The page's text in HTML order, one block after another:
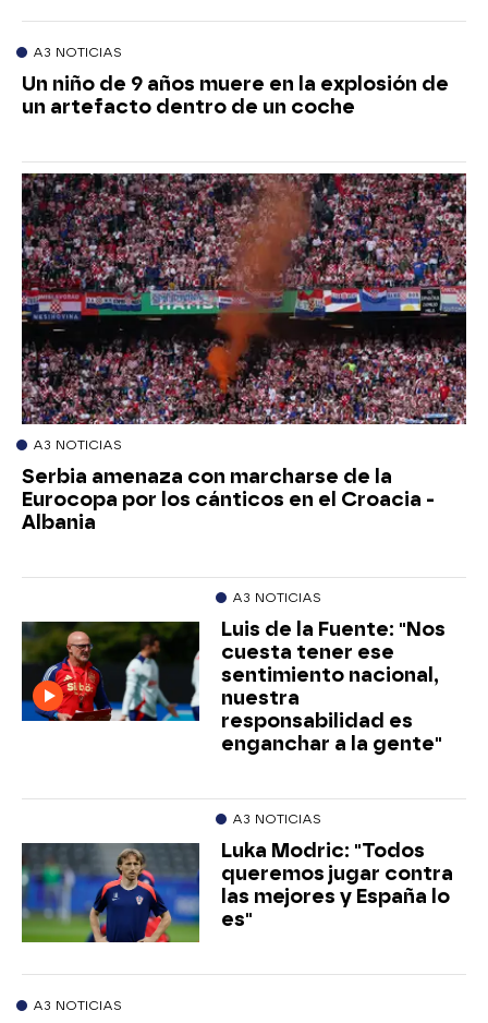
A3 NOTICIAS
Un niño de 9 años muere en la explosión de
un artefacto dentro de un coche
A3 NOTICIAS
Serbia amenaza con marcharse de la
Eurocopa por los cánticos en el Croacia -
Albania
A3 NOTICIAS
Luis de la Fuente: "Nos
cuesta tener ese
sentimiento nacional,
nuestra
responsabilidad es
enganchar a la gente"
A3 NOTICIAS
Luka Modric: "Todos
queremos jugar contra
las mejores y España lo
es"
A3 NOTICIAS